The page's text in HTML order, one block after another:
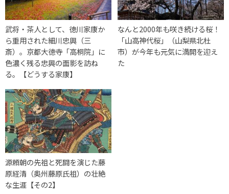
武将・茶人として、徳川家康か
ら重用された細川忠興（三
斎）。京都大徳寺「高桐院」に
色濃く残る忠興の面影を訪ね
る。【どうする家康】
なんと2000年も咲き続ける桜！
「山高神代桜」（山梨県北杜
市）が今年も元気に満開を迎え
た
源頼朝の先祖と死闘を演じた藤
原経清（奥州藤原氏祖）の壮絶
な生涯【その2】